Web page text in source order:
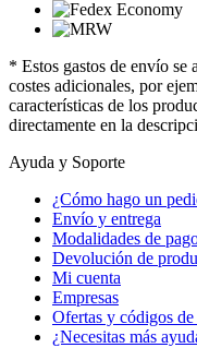
* Estos gastos de envío se
costes adicionales, por
características de los
directamente en la
Ayuda y Soporte
¿Cómo hago un
Envío y entrega
Modalidades de
Devolución de
Mi cuenta
Empresas
Ofertas y códigos de
¿Necesitas más